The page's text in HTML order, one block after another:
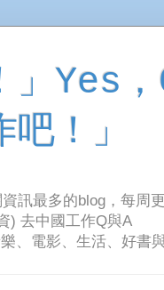
」Yes
！」
訊最多的blog，每周
) 去中國工作Q與A
、電影、生活、好書